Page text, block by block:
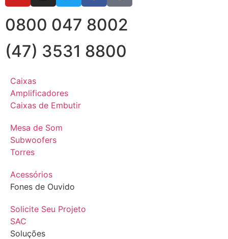
0800 047 8002
(47) 3531 8800
Caixas
Amplificadores
Caixas de Embutir
Mesa de Som
Subwoofers
Torres
Acessórios
Fones de Ouvido
Solicite Seu Projeto
SAC
Soluções